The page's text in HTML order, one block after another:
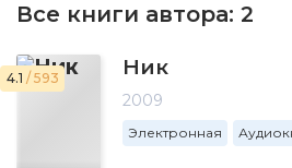
Все книги автора: 2
4.1 / 593 Ник
2009
Электронная